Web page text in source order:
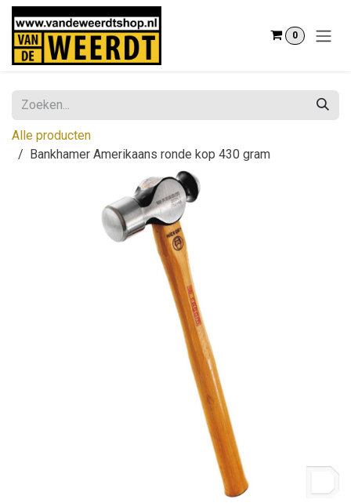
Overslaan naar inhoud
0
Alle producten
Bankhamer Amerikaans ronde kop 430 gram